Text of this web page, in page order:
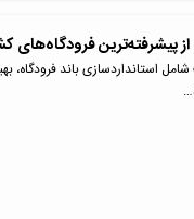
پیشرفته‌ترین فرودگاه‌های
استانداردسازی باند فرودگاه،